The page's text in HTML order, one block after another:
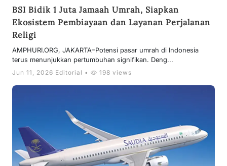
BSI Bidik 1 Juta Jamaah Umrah, Siapkan
Ekosistem Pembiayaan dan Layanan Perjalanan
Religi
AMPHURI.ORG, JAKARTA–Potensi pasar umrah di Indonesia
terus menunjukkan pertumbuhan signifikan. Deng...
Jun 11, 2026 Editorial • 198 views